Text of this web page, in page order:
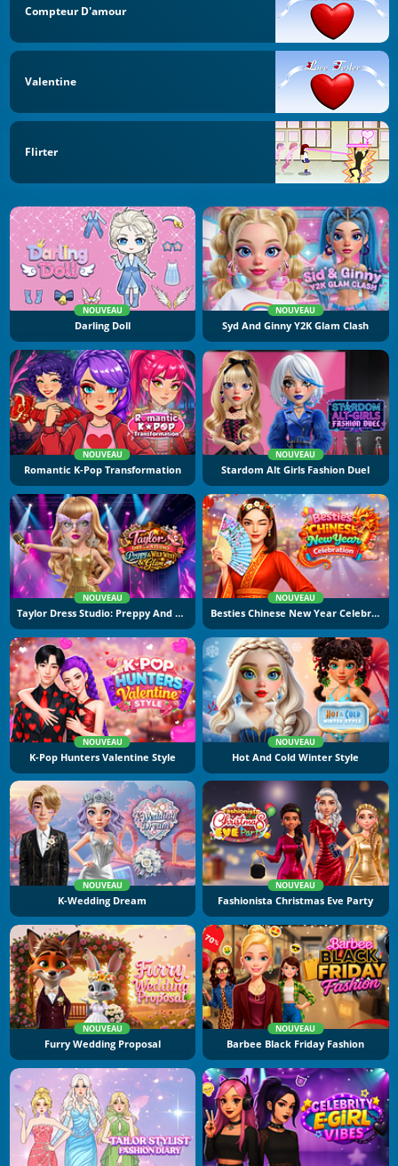
Compteur D'amour
Valentine
Flirter
NOUVEAU
Darling Doll
NOUVEAU
Syd And Ginny Y2K Glam Clash
NOUVEAU
Romantic K-Pop Transformation
NOUVEAU
Stardom Alt Girls Fashion Duel
NOUVEAU
Taylor Dress Studio: Preppy And Wild West Glam
NOUVEAU
Besties Chinese New Year Celebration
NOUVEAU
K-Pop Hunters Valentine Style
NOUVEAU
Hot And Cold Winter Style
NOUVEAU
K-Wedding Dream
NOUVEAU
Fashionista Christmas Eve Party
NOUVEAU
Furry Wedding Proposal
NOUVEAU
Barbee Black Friday Fashion